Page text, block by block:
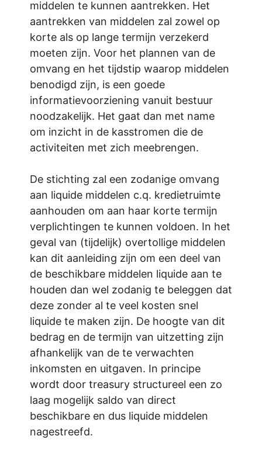
middelen te kunnen aantrekken. Het
aantrekken van middelen zal zowel op
korte als op lange termijn verzekerd
moeten zijn. Voor het plannen van de
omvang en het tijdstip waarop middelen
benodigd zijn, is een goede
informatievoorziening vanuit bestuur
noodzakelijk. Het gaat dan met name
om inzicht in de kasstromen die de
activiteiten met zich meebrengen.
De stichting zal een zodanige omvang
aan liquide middelen c.q. kredietruimte
aanhouden om aan haar korte termijn
verplichtingen te kunnen voldoen. In het
geval van (tijdelijk) overtollige middelen
kan dit aanleiding zijn om een deel van
de beschikbare middelen liquide aan te
houden dan wel zodanig te beleggen dat
deze zonder al te veel kosten snel
liquide te maken zijn. De hoogte van dit
bedrag en de termijn van uitzetting zijn
afhankelijk van de te verwachten
inkomsten en uitgaven. In principe
wordt door treasury structureel een zo
laag mogelijk saldo van direct
beschikbare en dus liquide middelen
nagestreefd.